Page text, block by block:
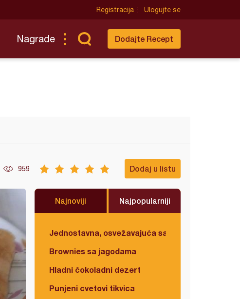
Registracija Ulogujte se
Nagrade Dodajte Recept
959 Dodaj u listu
Najnoviji Najpopularniji
Jednostavna, osvežavajuća salata
Brownies sa jagodama
Hladni čokoladni dezert
Punjeni cvetovi tikvica